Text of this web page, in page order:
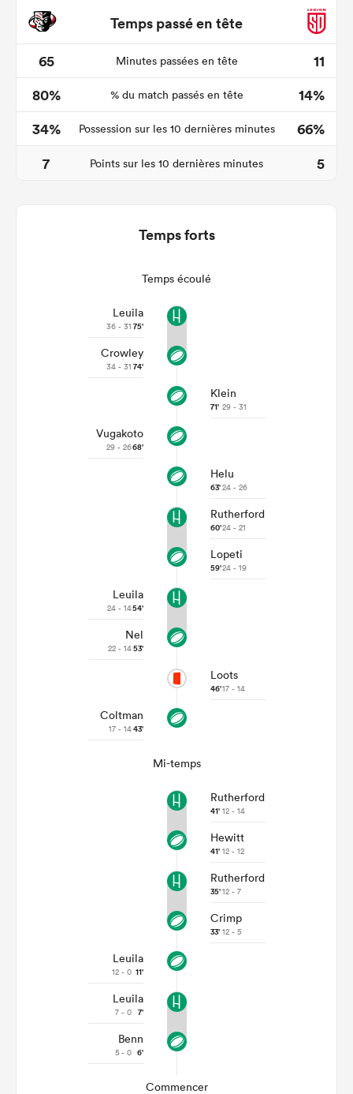
Temps passé en tête
65
Minutes passées en tête
11
80%
% du match passés en tête
14%
34%
Possession sur les 10 dernières minutes
66%
7
Points sur les 10 dernières minutes 5
Temps forts
Temps écoulé
Leuila
36 - 31 75'
Crowley
34 - 31 74'
Klein
71' 29 - 31
Vugakoto
29 - 2668'
Helu
63'24 - 26
Rutherford
60'24 - 21
Lopeti
59'24 - 19
Leuila
24 - 1454'
Nel
22 - 1453'
Loots
46'17 - 14
Coltman
17 - 1443'
Mi-temps
Rutherford
41' 12 - 14
Hewitt
41' 12 - 12
Rutherford
35'12 - 7
Crimp
33' 12 - 5
Leuila
12 - 0 11'
Leuila
7 - 0 7'
Benn
5 - 0 6'
Commencer